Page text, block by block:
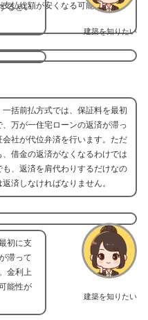
払総額が安くなる可能性があ
建築を知りたい
るとい
括前払方式では、保証料を最初
万が一住宅ローンの返済が滞っ
社が代位弁済を行います。ただ
、借金の返済がなくなるわけでは
、返済を肩代わりするだけなの
済しなければなりません。
建築を知りたい
初に支
滞って
金利上
能性が